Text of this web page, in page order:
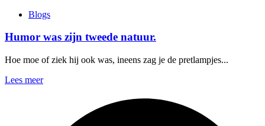
Blogs
Humor was zijn tweede natuur.
Hoe moe of ziek hij ook was, ineens zag je de pretlampjes...
Lees meer